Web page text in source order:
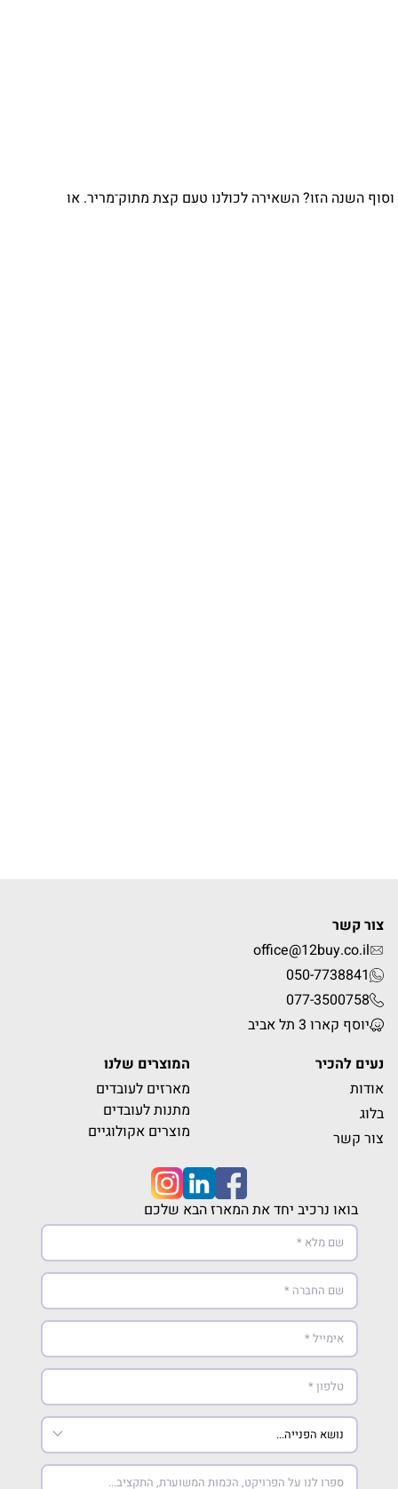
וסוף השנה הזו? השאירה לכולנו טעם קצת מתוק־מריר. או
צור קשר
office@12buy.co.il
050-7738841
077-3500758
יוסף קארו 3 תל אביב
נעים להכיר
אודות
בלוג
צור קשר
המוצרים שלנו
מארזים לעובדים
מתנות לעובדים
מוצרים אקולוגיים
בואו נרכיב יחד את המארז הבא שלכם